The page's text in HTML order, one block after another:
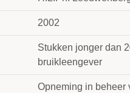
2002
Stukken jonger dan
bruikleengever
Opneming in beheer